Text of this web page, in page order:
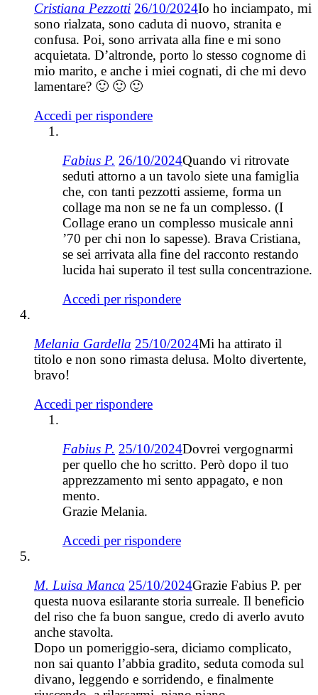
Cristiana Pezzotti 26/10/2024Io ho inciampato, mi
sono rialzata, sono caduta di nuovo, stranita e
confusa. Poi, sono arrivata alla fine e mi sono
acquietata. D’altronde, porto lo stesso cognome di
mio marito, e anche i miei cognati, di che mi devo
lamentare? 🙂 🙂 🙂
Accedi per rispondere
Fabius P. 26/10/2024Quando vi ritrovate
seduti attorno a un tavolo siete una famiglia
che, con tanti pezzotti assieme, forma un
collage ma non se ne fa un complesso. (I
Collage erano un complesso musicale anni
’70 per chi non lo sapesse). Brava Cristiana,
se sei arrivata alla fine del racconto restando
lucida hai superato il test sulla concentrazione.
Accedi per rispondere
Melania Gardella 25/10/2024Mi ha attirato il
titolo e non sono rimasta delusa. Molto divertente,
bravo!
Accedi per rispondere
Fabius P. 25/10/2024Dovrei vergognarmi
per quello che ho scritto. Però dopo il tuo
apprezzamento mi sento appagato, e non
mento.
Grazie Melania.
Accedi per rispondere
M. Luisa Manca 25/10/2024Grazie Fabius P. per
questa nuova esilarante storia surreale. Il beneficio
del riso che fa buon sangue, credo di averlo avuto
anche stavolta.
Dopo un pomeriggio-sera, diciamo complicato,
non sai quanto l’abbia gradito, seduta comoda sul
divano, leggendo e sorridendo, e finalmente